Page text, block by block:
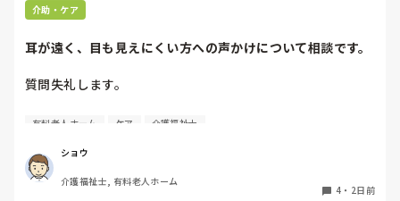
介助・ケア
耳が遠く、目も見えにくい方への声かけについて相談です。
質問失礼します。
耳が遠く、目もあまり見えていない利用者様への声かけにつ
現在、私は「大きな声で、ゆっくり耳元でお話しする」とい
う方法で対応しています。
聞き取れると安心していただける方なので何とか理解しても
有料老人ホーム ケア 介護福祉士
ショウ
介護福祉士, 有料老人ホーム
4 ・ 2日前